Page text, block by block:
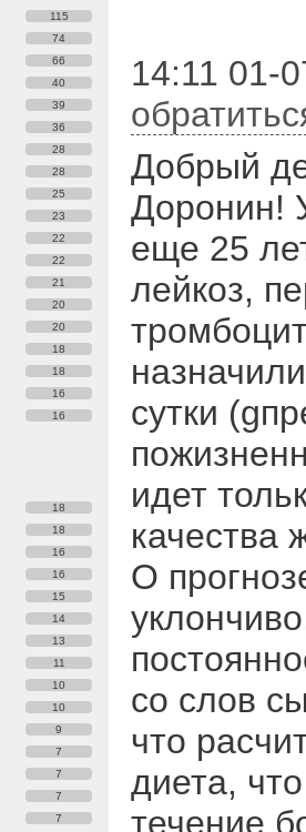
115
74
66
40
39
36
28
28
25
23
22
22
21
20
20
18
18
16
16
18
18
16
16
15
14
13
11
10
10
9
7
7
7
7
14:11 01-
Добрый
Доронин!
еще 25
лейкоз,
сутки
идет
качества
О
со слов
что
диета,
течение